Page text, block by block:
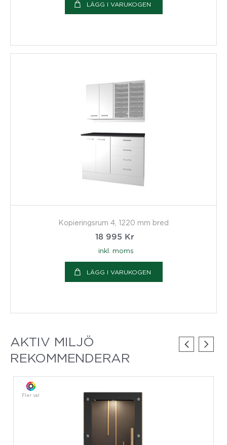
LÄGG I VARUKOGEN
Kopieringsrum 4, 1220 mm bred
18 995 Kr
inkl. moms
LÄGG I VARUKOGEN
AKTIV MILJÖ
REKOMMENDERAR
Fler val